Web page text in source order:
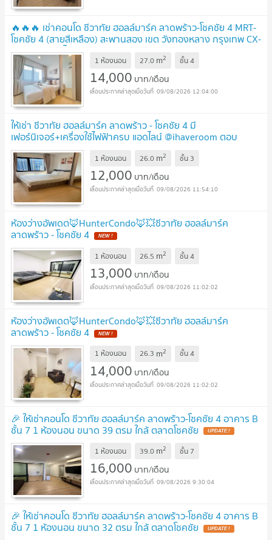
🔥🔥🔥 เช่าคอนโด ชีวาทัย ฮอลล์มาร์ค ลาดพร้าว-โชคชัย 4 MRT-
โชคชัย 4 (สายสีเหลือง) สะพานสอง เขต วังทองหลาง กรุงเทพ CX-
91277 ✅ ทักไลน์ @connexproperty ตอบทันที ทีมงานมืออาชีพ
✅ 🔥🔥🔥 UPDATE ! 1 ห้องนอน 27.0 m2 ชั้น4
14,000 บาท/เดือน
09/08/2026 12:04:00
ให้เช่า ชีวาทัย ฮอลล์มาร์ค ลาดพร้าว - โชคชัย 4 มี
เฟอร์นิเจอร์+เครื่องใช้ไฟฟ้าครบ แอดไลน์ @ihaveroom ตอบ
ทันที UPDATE !
1 ห้องนอน 26.0 m2 ชั้น 3
12,000 บาท/เดือน
09/08/2026 11:54:10
ห้องว่างอัพเดต🦊HunterCondo🦊💥ชีวาทัย ฮอลล์มาร์ค
ลาดพร้าว - โชคชัย 4 NEW !
1 ห้องนอน 26.5 m2 ชั้น4
13,000 บาท/เดือน
09/08/2026 11:02:02
ห้องว่างอัพเดต🦊HunterCondo🦊💥ชีวาทัย ฮอลล์มาร์ค
ลาดพร้าว - โชคชัย 4 NEW !
1 ห้องนอน 26.3 m2 ชั้น4
14,000 บาท/เดือน
09/08/2026 11:02:02
🎉 ให้เช่าคอนโด ชีวาทัย ฮอลล์มาร์ค ลาดพร้าว-โชคชัย 4 อาคาร B
ชั้น 7 1 ห้องนอน ขนาด 39 ตรม ใกล้ ตลาดโชคชัย UPDATE !
1 ห้องนอน 39.0 m2 ชั้น 7
16,000 บาท/เดือน
09/08/2026 9:30:04
🎉 ให้เช่าคอนโด ชีวาทัย ฮอลล์มาร์ค ลาดพร้าว-โชคชัย 4 อาคาร B
ชั้น 7 1 ห้องนอน ขนาด 32 ตรม ใกล้ ตลาดโชคชัย UPDATE !